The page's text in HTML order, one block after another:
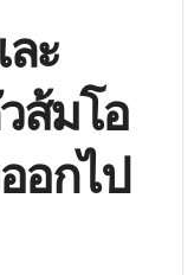
ะ
ส้มโอ
อกไป